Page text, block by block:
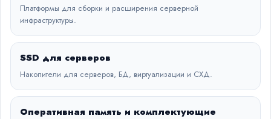
Платформы для сборки и расширения серверной
инфраструктуры.
SSD для серверов
Накопители для серверов, БД, виртуализации и СХД.
Оперативная память и комплектующие